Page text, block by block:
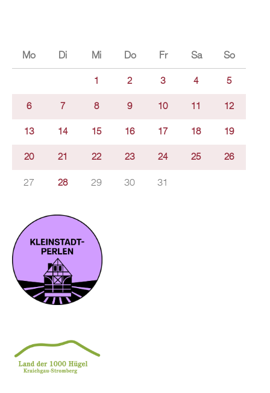
Mo Di Mi Do Fr Sa So
1 2 3 4 5
6 7 8 9 10 11 12
13 14 15 16 17 18 19
20 21 22 23 24 25 26
27 28 29 30 31